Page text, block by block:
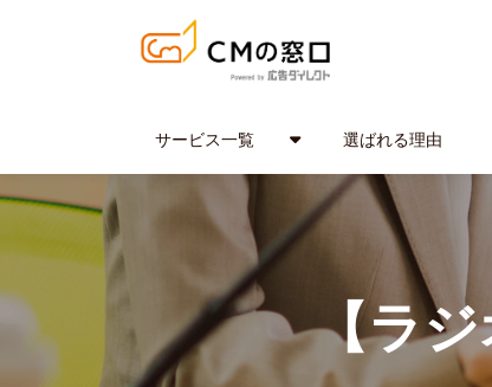
サービス一覧 選ばれる理由
【ラ